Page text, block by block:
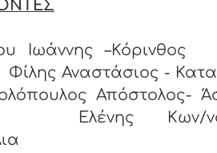
Ιωάννης
Αναστάσιος -
Κων/